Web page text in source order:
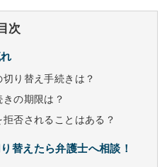
目次
り替え手続きは？
の期限は？
否されることはある？
替えたら弁護士へ相談！